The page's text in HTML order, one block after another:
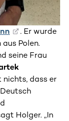
. Er wurde
Polen.
seine Frau
dass er
Holger. „In